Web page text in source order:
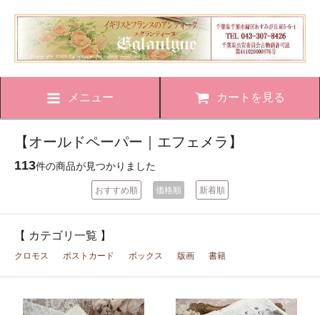
メニュー カートを見る
【オールドペーパー｜エフェメラ】
113件の商品が見つかりました
おすすめ順 価格順 新着順
【 カテゴリ一覧 】
クロモス ポストカード ボックス 版画 書籍